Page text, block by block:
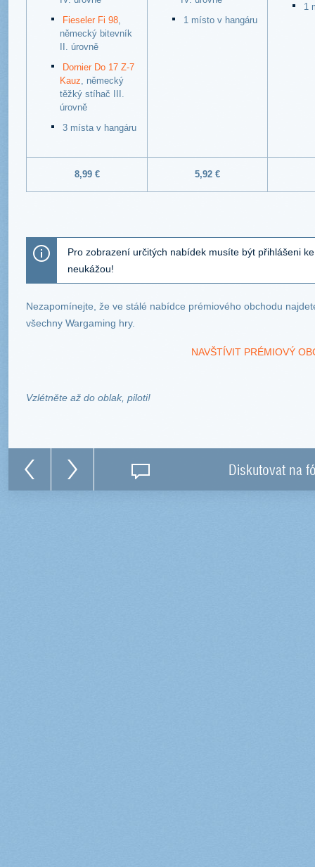
Fieseler Fi 98
německý bitevník
II. úrovně
Dornier Do 17 Z-7
Kauz , německý
těžký stíhač III.
úrovně
3 místa v hangáru
1 místo v hangáru
1
8,99 € 5,92 €
Pro zobrazení určitých nabídek musíte být přihlášeni
neukážou!
Nezapomínejte, že ve stálé nabídce prémiového obchodu
všechny Wargaming hry.
NAVŠTÍVIT PRÉMIOVÝ
Vzlétněte až do oblak, piloti!
Diskutovat na